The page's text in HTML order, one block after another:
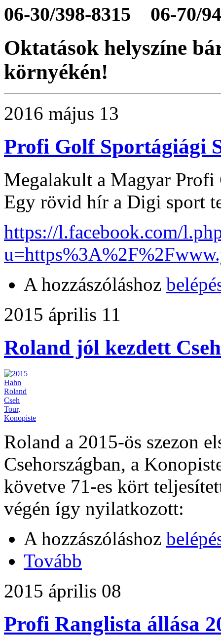
06-30/398-8315 06-70/
Oktatások helyszíne
környékén!
2016 május 13
Profi Golf Sportágiági
Megalakult a Magyar Profi
Egy rövid hír a Digi sport
https://l.facebook.com/
A hozzászóláshoz
2015 április 11
Roland jól kezdett
Roland a 2015-ös szezon
Csehországban, a
követve 71-es kört
végén így nyilatkozott:
A hozzászóláshoz
Tovább
2015 április 08
Profi Ranglista állása